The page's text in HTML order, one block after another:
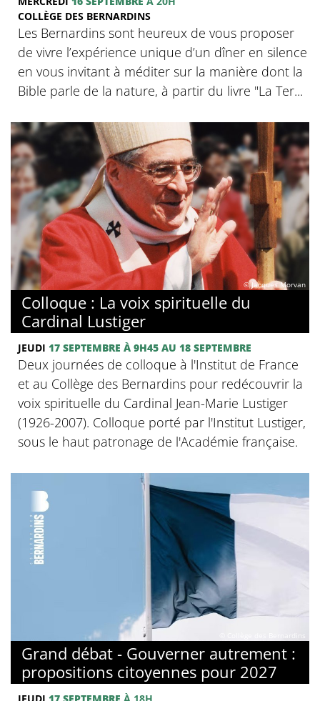
COLLÈGE DES BERNARDINS
Les Bernardins sont heureux de vous proposer
de vivre l’expérience unique d’un dîner en silence
en vous invitant à méditer sur la manière dont la
Bible parle de la nature, à partir du livre "La Ter...
© Jacques Morvan
Colloque : La voix spirituelle du
Cardinal Lustiger
JEUDI 17 SEPTEMBRE À 9H45 AU 18 SEPTEMBRE
Deux journées de colloque à l'Institut de France
et au Collège des Bernardins pour redécouvrir la
voix spirituelle du Cardinal Jean-Marie Lustiger
(1926-2007). Colloque porté par l'Institut Lustiger,
sous le haut patronage de l'Académie française.
Grand débat - Gouverner autrement :
propositions citoyennes pour 2027